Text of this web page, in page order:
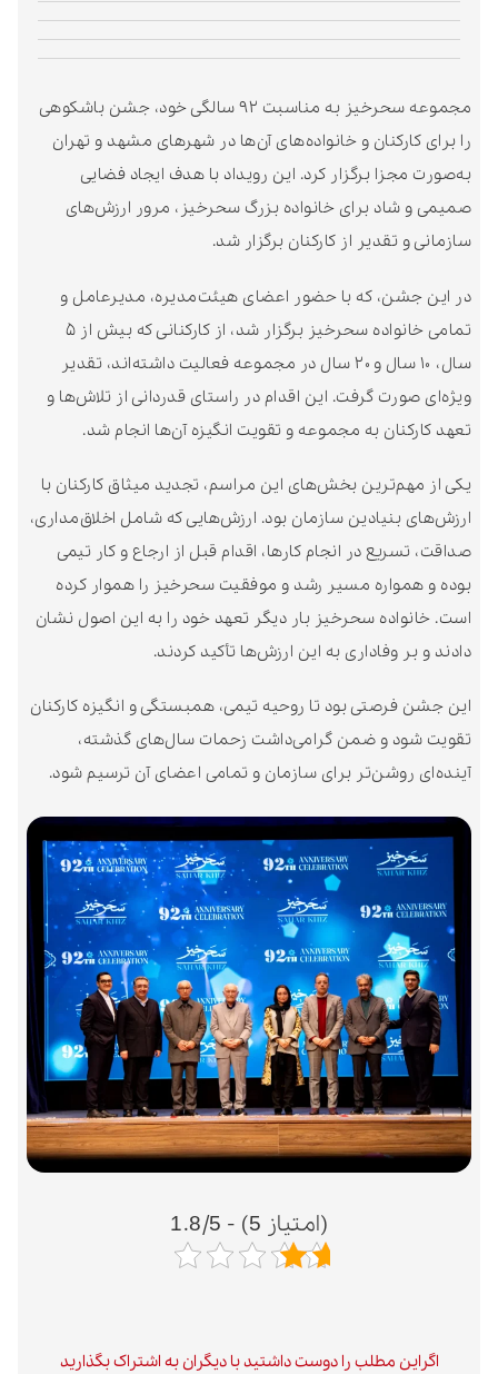
مجموعه سحرخیز به مناسبت ۹۲ سالگی خود، جشن باشکوهی
و خانواده‌های آن‌ها در شهرهای مشهد و تهران
برگزار کرد. این رویداد با هدف ایجاد فضایی
برای خانواده بزرگ سحرخیز، مرور ارزش‌های
از کارکنان برگزار شد.
که با حضور اعضای هیئت‌مدیره، مدیرعامل و
تمامی خانواده سحرخیز برگزار شد، از کارکنانی که بیش از ۵
سال، ۱۰ سال و ۲۰ سال در مجموعه فعالیت داشته‌اند، تقدیر
گرفت. این اقدام در راستای قدردانی از تلاش‌ها و
به مجموعه و تقویت انگیزه آن‌ها انجام شد.
بخش‌های این مراسم، تجدید میثاق کارکنان با
سازمان بود. ارزش‌هایی که شامل اخلاق‌مداری،
در انجام کارها، اقدام قبل از ارجاع و کار تیمی
مسیر رشد و موفقیت سحرخیز را هموار کرده
سحرخیز بار دیگر تعهد خود را به این اصول نشان
به این ارزش‌ها تأکید کردند.
بود تا روحیه تیمی، همبستگی و انگیزه کارکنان
و ضمن گرامی‌داشت زحمات سال‌های گذشته،
برای سازمان و تمامی اعضای آن ترسیم شود.
مطلب را دوست داشتید با دیگران به اشتراک بگذارید